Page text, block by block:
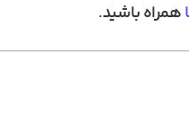
همراه باشید.